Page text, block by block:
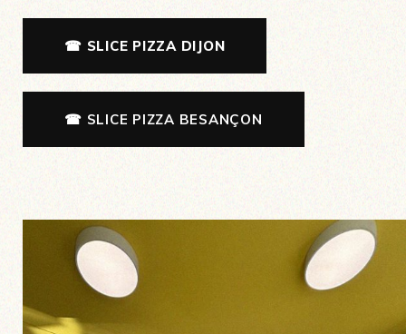
☎ SLICE PIZZA DIJON
☎ SLICE PIZZA BESANÇON